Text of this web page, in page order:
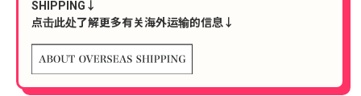
SHIPPING↓
点击此处了解更多有关海外运输的信息↓